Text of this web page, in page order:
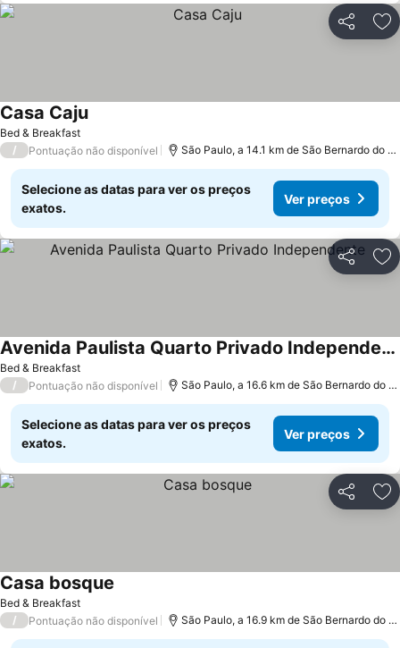
Partilhar
Bed & Breakfast
Casa Caju
/ Pontuação não disponível São Paulo, a 14.1 km de São Bernardo do Campo
Selecione as datas para ver os preços
exatos.
Ver preços
Partilhar
Bed & Breakfast
Avenida Paulista Quarto Privado Independente
/ Pontuação não disponível São Paulo, a 16.6 km de São Bernardo do Campo
Selecione as datas para ver os preços
exatos.
Ver preços
Partilhar
Bed & Breakfast
Casa bosque
/ Pontuação não disponível São Paulo, a 16.9 km de São Bernardo do Campo